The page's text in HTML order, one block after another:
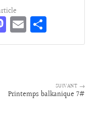
M
as
o
E
m rt
SUIVANT →
Printemps balkanique 7#